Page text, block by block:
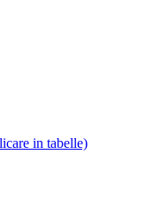
in tabelle)